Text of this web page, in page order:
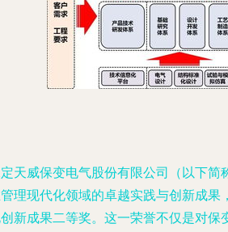
天威保变电气股份有限公司（以下简
理现代化领域的卓越实践与创新成果
新成果二等奖。这一荣誉不仅是对保